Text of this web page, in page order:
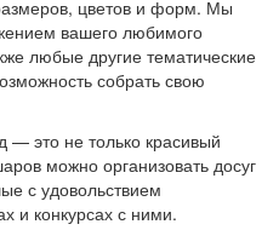
цветов и форм. Мы
вашего любимого
любые другие тематические
собрать свою
— это не только красивый
можно организовать досуг
с удовольствием
и конкурсах с ними.